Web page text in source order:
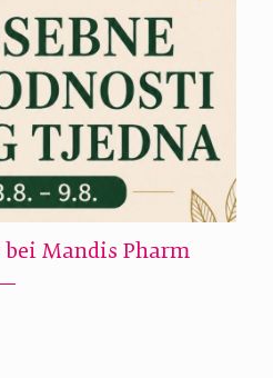
bei Mandis Pharm